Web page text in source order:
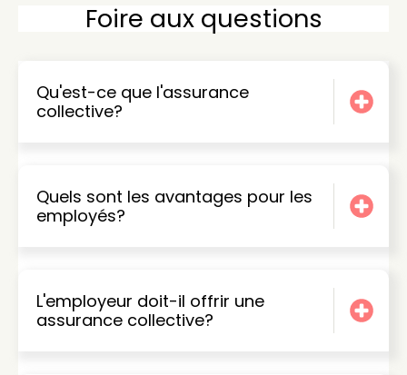
Foire aux questions
Qu'est-ce que l'assurance
collective?
Quels sont les avantages pour les
employés?
L'employeur doit-il offrir une
assurance collective?